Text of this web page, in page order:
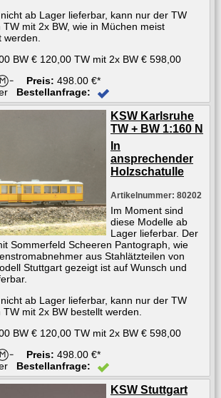
ab Lager lieferbar, kann nur der TW
mit 2x BW, wie in Müchen meist
BW € 120,00 TW mit 2x BW € 598,00
Preis: 498.00 €*
Bestellanfrage:
KSW Karlsruhe
TW + BW 1:160 N
In
ansprechender
Holzschatulle
Artikelnummer: 80202
Im Moment sind
diese Modelle ab
Lager lieferbar. Der
Sommerfeld Scheeren Pantograph, wie
aus Stahlätzteilen von
Stuttgart gezeigt ist auf Wunsch und
ab Lager lieferbar, kann nur der TW
mit 2x BW bestellt werden.
BW € 120,00 TW mit 2x BW € 598,00
Preis: 498.00 €*
Bestellanfrage:
KSW Stuttgart